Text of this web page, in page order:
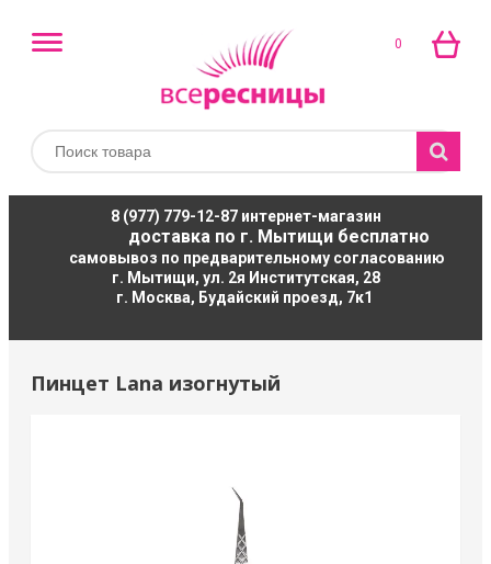
0
8 (977) 779-12-87интернет-магазин
доставка по г. Мытищи бесплатно
самовывоз по предварительному согласованию
г. Мытищи, ул. 2я Институтская, 28
г. Москва, Будайский проезд, 7к1
Пинцет Lana изогнутый